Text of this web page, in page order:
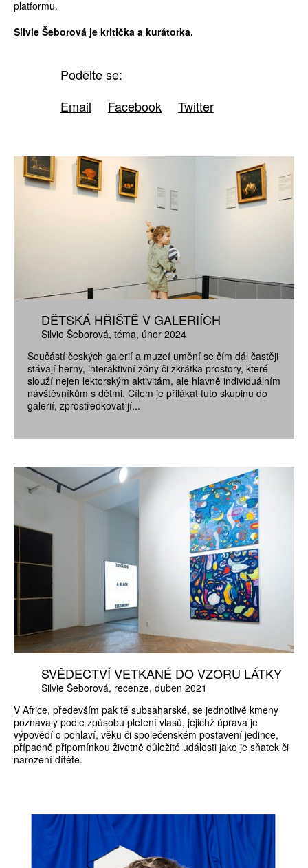
platformu.
Silvie Šeborová je kritička a kurátorka.
Podělte se:
Email
Facebook Twitter
DĚTSKÁ HŘIŠTĚ V GALERIÍCH
Silvie Šeborová téma únor 2024
Součástí českých galerií a muzeí umění se čím dál častěji
stávají herny, interaktivní zóny či zkrátka prostory, které
slouží nejen lektorským aktivitám, ale hlavně individuálním
návštěvníkům s dětmi. Cílem je přilákat tuto skupinu do
galerií, zprostředkovat jí...
SVĚDECTVÍ VETKANÉ DO VZORU LÁTKY
Silvie Šeborová recenze duben 2021
V Africe, především pak té subsaharské, se jednotlivé kmeny
poznávaly podle způsobu pletení vlasů, jejichž úprava je
výpovědí o pohlaví, věku či společenském postavení jedince,
případně připomínkou životně důležité události jako je sňatek či
narození dítěte.